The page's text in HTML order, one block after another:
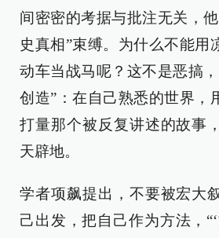
间密密的考据与批注无关，
史真相”束缚。为什么不能用
动车当战马呢？这不是恶搞
创造”：在自己熟悉的世界，
打量那个被反复讲述的故事
天辟地。
学者项飙提出，不要被宏大
己出发，把自己作为方法，